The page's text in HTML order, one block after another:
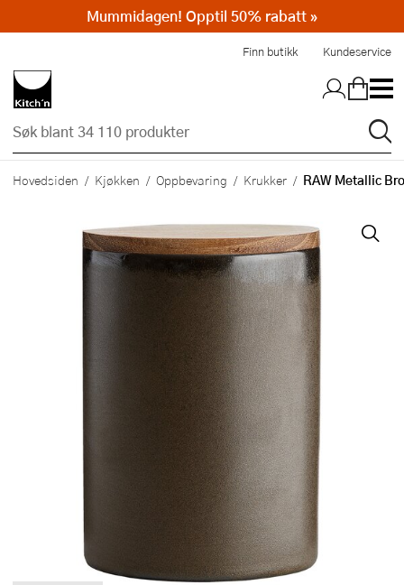
Finn butikk Kundeservice
Hovedsiden Kjøkken Oppbevaring Krukker RAW Metallic
Mummidagen! Opptil 50% rabatt »